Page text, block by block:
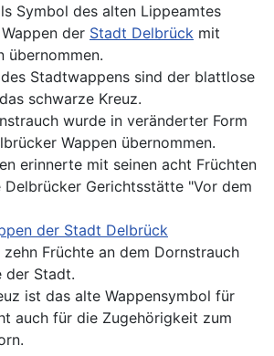
Symbol des alten Lippeamtes
der Stadt Delbrück mit
übernommen.
Stadtwappens sind der blattlose
schwarze Kreuz.
wurde in veränderter Form
Wappen übernommen.
erinnerte mit seinen acht Früchten
Gerichtsstätte "Vor dem
der Stadt Delbrück
Früchte an dem Dornstrauch
der Stadt.
ist das alte Wappensymbol für
auch für die Zugehörigkeit zum